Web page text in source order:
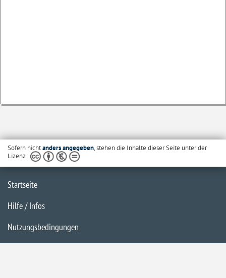
Sofern nichtanders angegeben, stehen die Inhalte dieser Seite unter der
Lizenz
Startseite
Hilfe / Infos
Nutzungsbedingungen